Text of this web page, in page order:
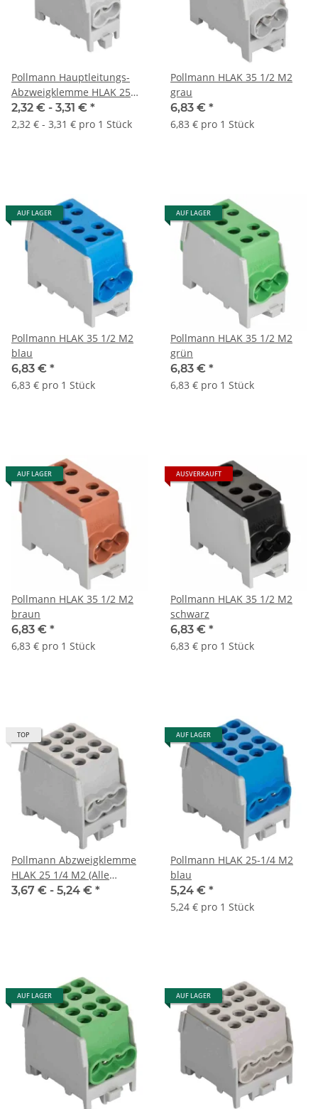
Pollmann Hauptleitungs-
Abzweigklemme HLAK 25
1/2 M2 (Alle Farben)
2,32 € - 3,31 € *
2,32 € - 3,31 € pro 1 Stück
Pollmann HLAK 35 1/2 M2
grau
6,83 € *
6,83 € pro 1 Stück
AUF LAGER
Pollmann HLAK 35 1/2 M2
blau
6,83 € *
6,83 € pro 1 Stück
AUF LAGER
Pollmann HLAK 35 1/2 M2
grün
6,83 € *
6,83 € pro 1 Stück
AUF LAGER
Pollmann HLAK 35 1/2 M2
braun
6,83 € *
6,83 € pro 1 Stück
AUSVERKAUFT
Pollmann HLAK 35 1/2 M2
schwarz
6,83 € *
6,83 € pro 1 Stück
TOP
Pollmann Abzweigklemme
HLAK 25 1/4 M2 (Alle
Farben)
3,67 € - 5,24 € *
AUF LAGER
Pollmann HLAK 25-1/4 M2
blau
5,24 € *
5,24 € pro 1 Stück
AUF LAGER AUF LAGER